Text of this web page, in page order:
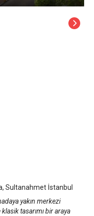
Sultanahmet İstanbul
yakın merkezi
tasarımı bir araya